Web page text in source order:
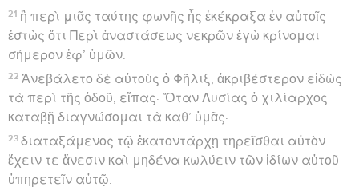
21 ἢ περὶ μιᾶς ταύτης φωνῆς ἧς ἐκέκραξα ἐν αὐτοῖς
ἑστὼς ὅτι Περὶ ἀναστάσεως νεκρῶν ἐγὼ κρίνομαι
σήμερον ἐφ’ ὑμῶν.
22 Ἀνεβάλετο δὲ αὐτοὺς ὁ Φῆλιξ, ἀκριβέστερον εἰδὼς
τὰ περὶ τῆς ὁδοῦ, εἴπας· Ὅταν Λυσίας ὁ χιλίαρχος
καταβῇ διαγνώσομαι τὰ καθ’ ὑμᾶς·
23 διαταξάμενος τῷ ἑκατοντάρχῃ τηρεῖσθαι αὐτὸν
ἔχειν τε ἄνεσιν καὶ μηδένα κωλύειν τῶν ἰδίων αὐτοῦ
ὑπηρετεῖν αὐτῷ.